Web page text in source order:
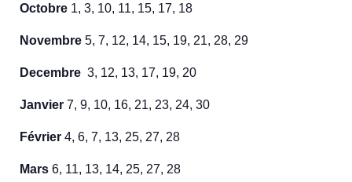
Octobre 1, 3, 10, 11, 15, 17, 18
Novembre 5, 7, 12, 14, 15, 19, 21, 28, 29
Decembre 3, 12, 13, 17, 19, 20
Janvier 7, 9, 10, 16, 21, 23, 24, 30
Février 4, 6, 7, 13, 25, 27, 28
Mars 6, 11, 13, 14, 25, 27, 28